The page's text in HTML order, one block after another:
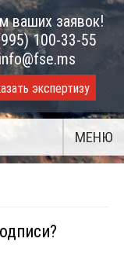
ваших заявок!
100-33-55
info@fse.ms
экспертизу
МЕНЮ